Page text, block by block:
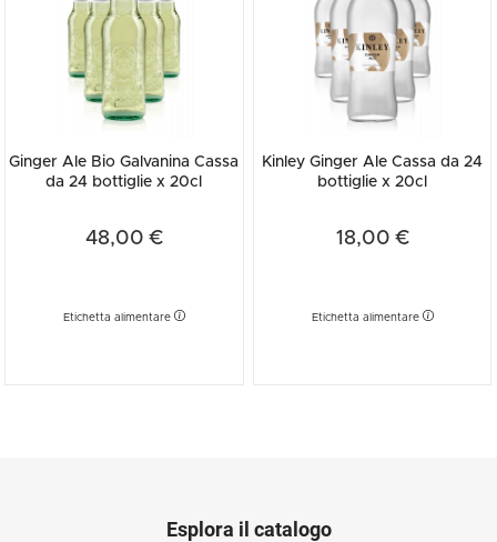
Ginger Ale Bio Galvanina Cassa
da 24 bottiglie x 20cl
48,00 €
Etichetta alimentare
Kinley Ginger Ale Cassa da 24
bottiglie x 20cl
18,00 €
Etichetta alimentare
Esplora il catalogo